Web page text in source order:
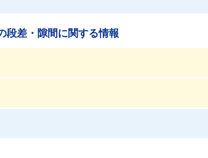
段差・隙間に関する情報